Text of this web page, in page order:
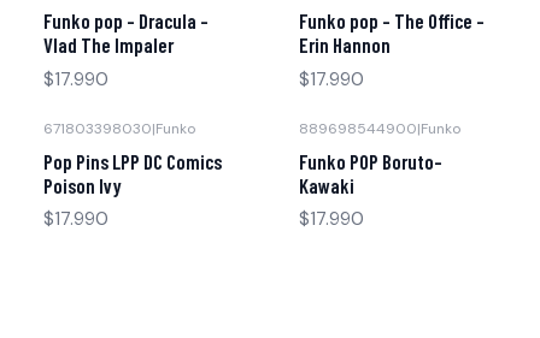
Funko pop - Dracula -
Vlad The Impaler
$17.990
Funko pop - The Office -
Erin Hannon
$17.990
671803398030|Funko
Pop Pins LPP DC Comics
Poison Ivy
$17.990
889698544900|Funko
Funko POP Boruto-
Kawaki
$17.990